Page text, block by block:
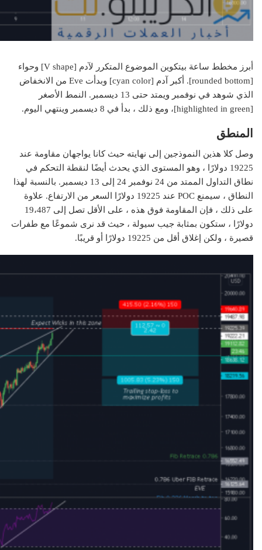
أبرز مخطط ساعة بيتكوين الموضوع المتكرر لآدم [V shape] وحواء
[rounded bottom]. أكبر آدم [cyan color] وبدأت Eve من الانخفاض
الذي شوهد في نوفمبر ويمتد حتى 13 ديسمبر. النمط الأصغر
[highlighted in green]، ومع ذلك ، بدأ في 8 ديسمبر وينتهي اليوم.
المنطق
وصل كلا هذين النموذجين إلى نهايته حيث كانا يواجهان مقاومة عند
19225 دولارًا ، وهو المستوى الذي يحدث أيضًا لنقطة التحكم في
نطاق التداول الممتد من 24 نوفمبر 24 إلى 13 ديسمبر. بالنسبة لهذا
النطاق ، سيمنع POC عند 19225 دولارًا السعر من الارتفاع. علاوة
على ذلك ، فإن المقاومة فوق هذه ، على الأقل تصل إلى 19،487
دولارًا ، ستكون بمثابة جيب سيولة ، حيث قد نرى شموعًا مع طفرات
قصيرة ، ولكن إغلاق أقل من 19225 دولارًا أو قريبًا.